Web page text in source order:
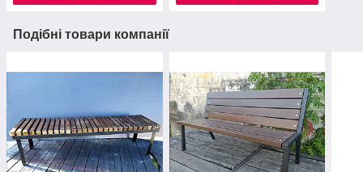
Подібні товари компанії